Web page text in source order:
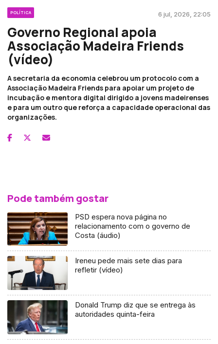
POLÍTICA 6 jul, 2026, 22:05
Governo Regional apoia
Associação Madeira Friends
(vídeo)
A secretaria da economia celebrou um protocolo com a
Associação Madeira Friends para apoiar um projeto de
incubação e mentora digital dirigido a jovens madeirenses
e para um outro que reforça a capacidade operacional das
organizações.
Pode também gostar
PSD espera nova página no
relacionamento com o governo de
Costa (áudio)
Ireneu pede mais sete dias para
refletir (vídeo)
Donald Trump diz que se entrega às
autoridades quinta-feira